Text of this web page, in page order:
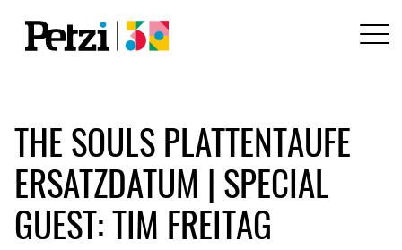
THE SOULS PLATTENTAUFE
ERSATZDATUM | SPECIAL
GUEST: TIM FREITAG